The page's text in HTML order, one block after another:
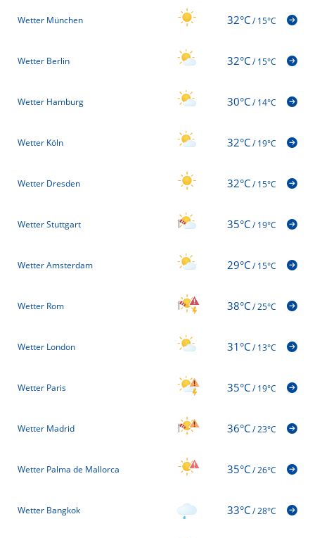
Wetter München 32°C/15°C
Wetter Berlin 32°C/15°C
Wetter Hamburg 30°C/14°C
Wetter Köln 32°C/19°C
Wetter Dresden 32°C/15°C
Wetter Stuttgart 35°C/19°C
Wetter Amsterdam 29°C/15°C
Wetter Rom 38°C/25°C
Wetter London 31°C/13°C
Wetter Paris 35°C/19°C
Wetter Madrid 36°C/23°C
Wetter Palma de Mallorca 35°C/26°C
Wetter Bangkok 33°C/28°C